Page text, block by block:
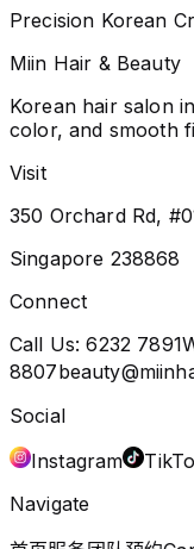
Precision Korean
Miin Hair & Beauty
Korean hair salon
color, and smooth
Visit
350 Orchard Rd,
Singapore 238868
Connect
Call Us:6232 7891
8807
Social
Instagram
Navigate